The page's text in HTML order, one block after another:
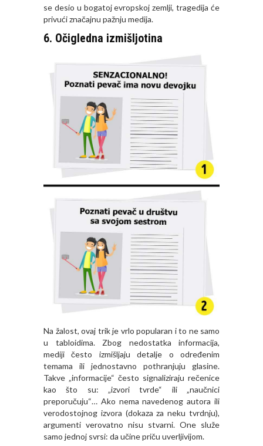
se desio u bogatoj evropskoj zemlji, tragedija će
privući značajnu pažnju medija.
6. Očigledna izmišljotina
Na žalost, ovaj trik je vrlo popularan i to ne samo
u tabloidima. Zbog nedostatka informacija,
mediji često izmišljaju detalje o određenim
temama ili jednostavno pothranjuju glasine.
Takve „informacije“ često signaliziraju rečenice
kao što su: „izvori tvrde“ ili „naučnici
preporučuju“… Ako nema navedenog autora ili
verodostojnog izvora (dokaza za neku tvrdnju),
argumenti verovatno nisu stvarni. One služe
samo jednoj svrsi: da učine priču uverljivijom.